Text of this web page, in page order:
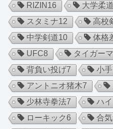
RIZIN 16 大学柔
スタミナ12 高校
中学剣道10 体格
UFC8 タイガー
背負い投げ7 小手
アントニオ猪木7
少林寺拳法7 ハ
ローキック6 合